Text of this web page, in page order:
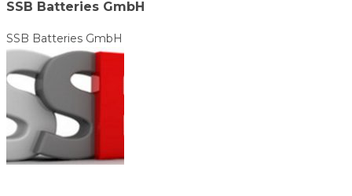
SSB Batteries GmbH
SSB Batteries GmbH